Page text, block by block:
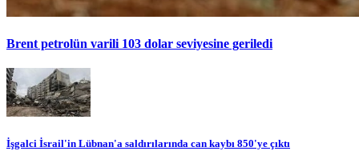
Brent petrolün varili 103 dolar seviyesine geriledi
İşgalci İsrail'in Lübnan'a saldırılarında can kaybı 850'ye çıktı